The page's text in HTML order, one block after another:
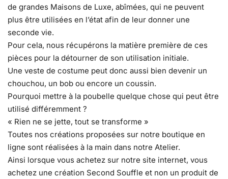
de grandes Maisons de Luxe, abîmées, qui ne peuvent
plus être utilisées en l’état afin de leur donner une
seconde vie.
Pour cela, nous récupérons la matière première de ces
pièces pour la détourner de son utilisation initiale.
Une veste de costume peut donc aussi bien devenir un
chouchou, un bob ou encore un coussin.
Pourquoi mettre à la poubelle quelque chose qui peut être
utilisé différemment ?
« Rien ne se jette, tout se transforme »
Toutes nos créations proposées sur notre boutique en
ligne sont réalisées à la main dans notre Atelier.
Ainsi lorsque vous achetez sur notre site internet, vous
achetez une création Second Souffle et non un produit de